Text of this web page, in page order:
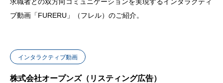
ブ動画「FURERU」（フレル）のご紹介。
インタラクティブ動画
株式会社オープンズ（リスティング広告）